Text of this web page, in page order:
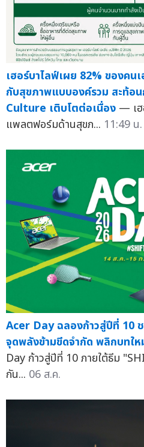
เฮอร์บาไลฟ์เผย 82% ของค
กับสุขภาพแบบองค์รวม สะท้อ
Culture เติบโตต่อเนื่อง — เฮ
แพลตฟอร์มด้านสุขภ... 11:49 น.
Acer Day ฉลองก้าวสู่ปีที่ 10
จุดพลังข้ามขีดจำกัด พลิกบทใ
Day ก้าวสู่ปีที่ 10 ภายใต้ธีม
กัน... 06 ส.ค.